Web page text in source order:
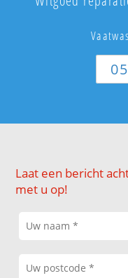
Laat een bericht
met u op!